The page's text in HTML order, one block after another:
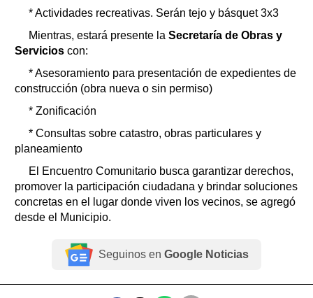
* Actividades recreativas. Serán tejo y básquet 3x3
Mientras, estará presente la Secretaría de Obras y
Servicios con:
* Asesoramiento para presentación de expedientes de
construcción (obra nueva o sin permiso)
* Zonificación
* Consultas sobre catastro, obras particulares y
planeamiento
El Encuentro Comunitario busca garantizar derechos,
promover la participación ciudadana y brindar soluciones
concretas en el lugar donde viven los vecinos, se agregó
desde el Municipio.
Seguinos en Google Noticias